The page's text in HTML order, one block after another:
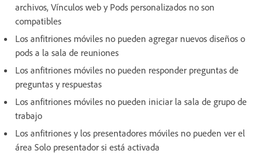
archivos, Vínculos web y Pods personalizados no son
compatibles
Los anfitriones móviles no pueden agregar nuevos diseños o
pods a la sala de reuniones
Los anfitriones móviles no pueden responder preguntas de
preguntas y respuestas
Los anfitriones móviles no pueden iniciar la sala de grupo de
trabajo
Los anfitriones y los presentadores móviles no pueden ver el
área Solo presentador si está activada